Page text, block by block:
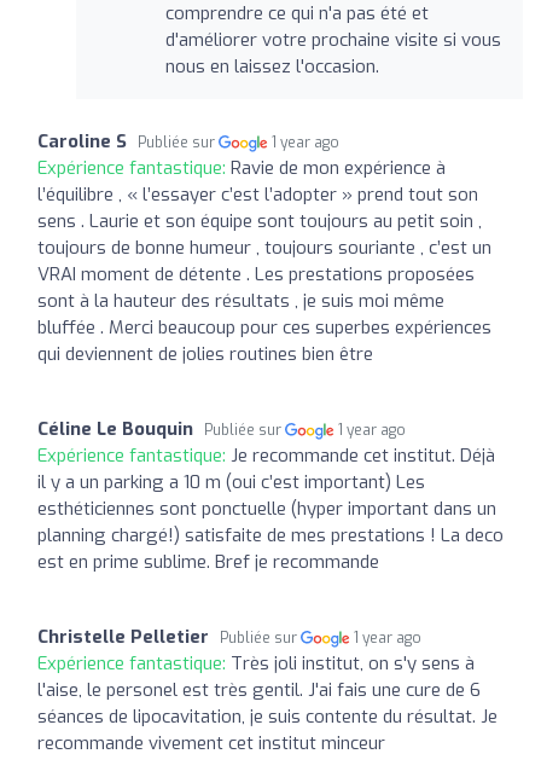
comprendre ce qui n'a pas été et
d'améliorer votre prochaine visite si vous
nous en laissez l'occasion.
Caroline S Publiée sur 1 year ago
Expérience fantastique: Ravie de mon expérience à
l’équilibre , « l’essayer c’est l’adopter » prend tout son
sens . Laurie et son équipe sont toujours au petit soin ,
toujours de bonne humeur , toujours souriante , c’est un
VRAI moment de détente . Les prestations proposées
sont à la hauteur des résultats , je suis moi même
bluffée . Merci beaucoup pour ces superbes expériences
qui deviennent de jolies routines bien être
Céline Le Bouquin Publiée sur 1 year ago
Expérience fantastique: Je recommande cet institut. Déjà
il y a un parking a 10 m (oui c’est important) Les
esthéticiennes sont ponctuelle (hyper important dans un
planning chargé!) satisfaite de mes prestations ! La deco
est en prime sublime. Bref je recommande
Christelle Pelletier Publiée sur 1 year ago
Expérience fantastique: Très joli institut, on s'y sens à
l'aise, le personel est très gentil. J'ai fais une cure de 6
séances de lipocavitation, je suis contente du résultat. Je
recommande vivement cet institut minceur